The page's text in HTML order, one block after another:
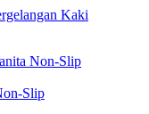
Kaki
Slip